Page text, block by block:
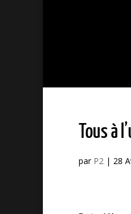
Tous à
par P2 | 28